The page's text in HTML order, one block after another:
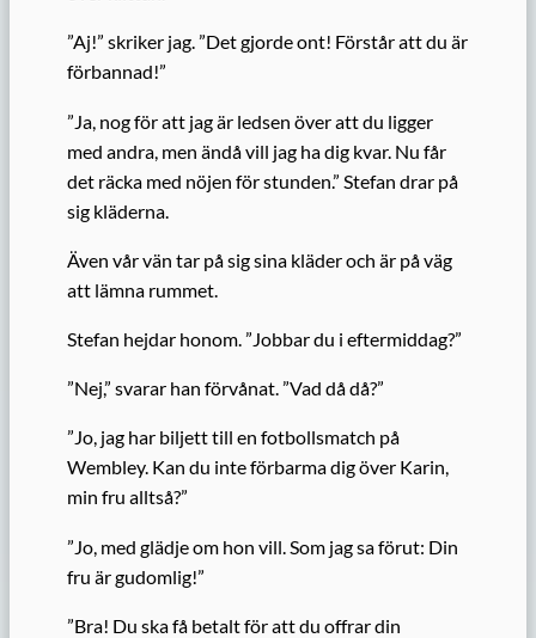
”Aj!” skriker jag. ”Det gjorde ont! Förstår att du är
förbannad!”
”Ja, nog för att jag är ledsen över att du ligger
med andra, men ändå vill jag ha dig kvar. Nu får
det räcka med nöjen för stunden.” Stefan drar på
sig kläderna.
Även vår vän tar på sig sina kläder och är på väg
att lämna rummet.
Stefan hejdar honom. ”Jobbar du i eftermiddag?”
”Nej,” svarar han förvånat. ”Vad då då?”
”Jo, jag har biljett till en fotbollsmatch på
Wembley. Kan du inte förbarma dig över Karin,
min fru alltså?”
”Jo, med glädje om hon vill. Som jag sa förut: Din
fru är gudomlig!”
”Bra! Du ska få betalt för att du offrar din